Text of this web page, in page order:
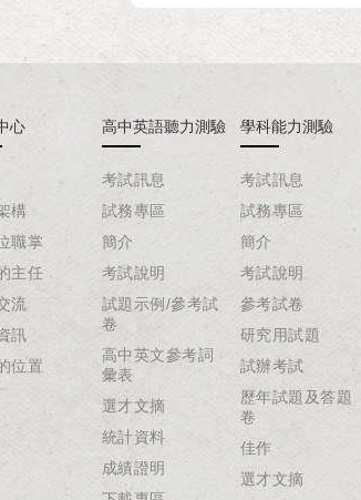
心
構
職掌
主任
流
訊
位置
高中英語聽力測驗
考試訊息
試務專區
簡介
考試說明
試題示例/參考試
卷
高中英文參考詞
彙表
選才文摘
統計資料
成績證明
學科能力測驗
考試訊息
試務專區
簡介
考試說明
參考試卷
研究用試題
試辦考試
歷年試題及答題
卷
佳作
選才文摘